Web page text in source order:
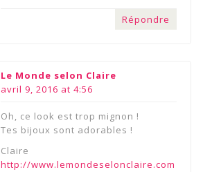
Répondre
Le Monde selon Claire
avril 9, 2016 at 4:56
Oh, ce look est trop mignon !
Tes bijoux sont adorables !
Claire
http://www.lemondeselonclaire.com